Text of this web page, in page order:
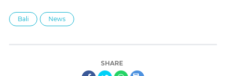
Bali News
SHARE